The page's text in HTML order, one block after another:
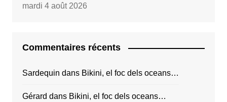
mardi 4 août 2026
Commentaires récents
Sardequin dans Bikini, el foc dels oceans…
Gérard dans Bikini, el foc dels oceans…